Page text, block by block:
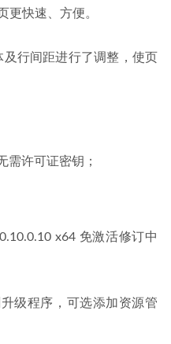
更快速、方便。
行间距进行了调整，使页
需许可证密钥；
x64 免激活修订中
级程序，可选添加资源管